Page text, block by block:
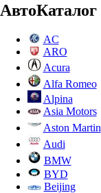
АвтоКаталог
AC
ARO
Acura
Alfa Romeo
Alpina
Asia Motors
Aston Martin
Audi
BMW
BYD
Beijing